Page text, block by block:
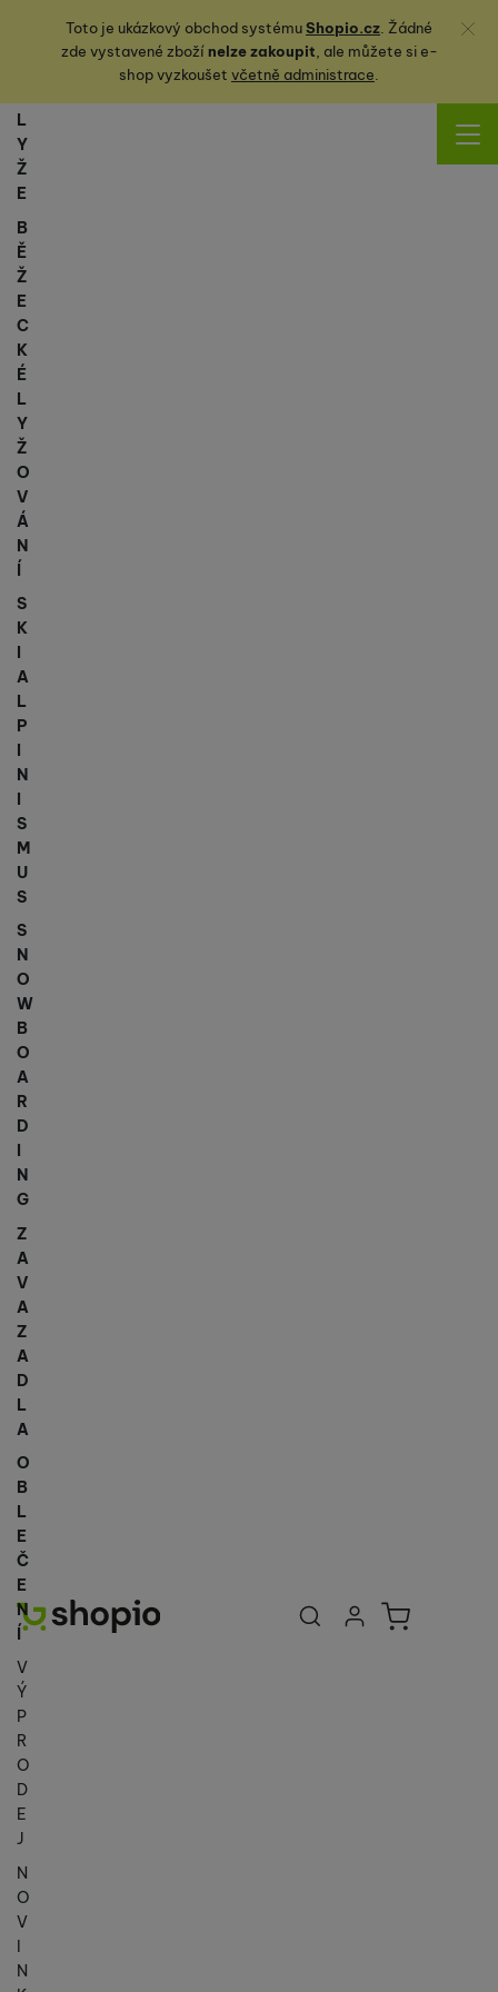
Toto je ukázkový obchod systémuShopio.cz. Žádné
zde vystavené zbožínelze zakoupit, ale můžete sie-
shop vyzkoušet včetně administrace.
Zavřít
Uživatelská
Přihlásit se
Košík
L
Y
Ž
E
B
Ě
Ž
E
C
K
É
L
Y
Ž
O
V
Á
N
Í
S
K
I
A
L
P
I
N
I
S
M
U
S
S
N
O
W
B
O
A
R
D
N
G
Z
A
V
A
Z
A
D
L
A
O
B
L
E
Č
E
N
Í
V
Ý
P
R
O
D
E
J
N
O
V
I
N